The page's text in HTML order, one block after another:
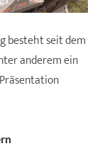
besteht seit dem
anderem ein